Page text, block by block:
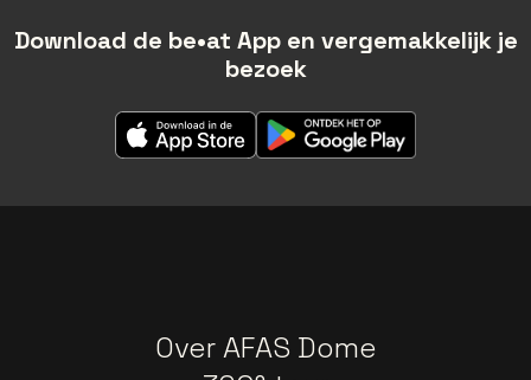
Download de be•at App en vergemakkelijk je
bezoek
Over AFAS Dome